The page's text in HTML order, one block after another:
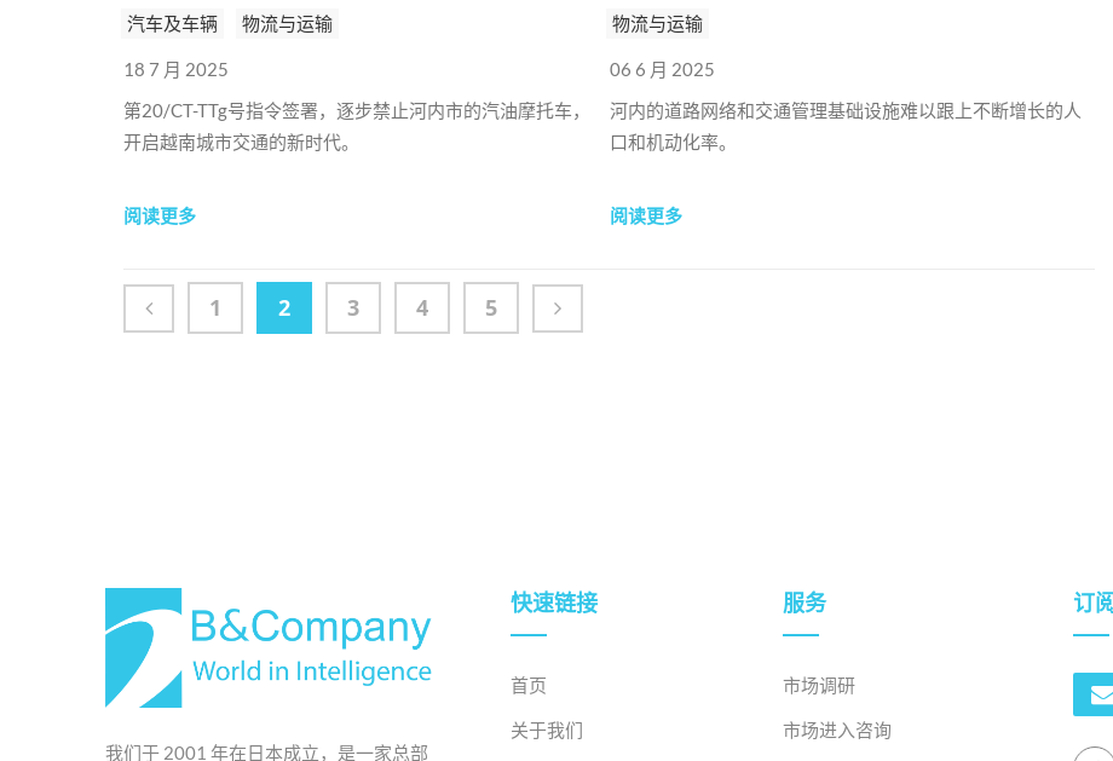
汽车及车辆 物流与运输
18 7 月 2025
第20/CT-TTg号指令签署，逐步禁止河内市的汽油摩托车，
开启越南城市交通的新时代。
阅读更多
物流与运输
06 6 月 2025
河内的道路网络和交通管理基础设施难以跟上不断增长的人
口和机动化率。
阅读更多
1 2 3 4 5
我们于 2001 年在日本成立，是一家总部
快速链接
首页
关于我们
服务
市场调研
市场进入咨询
订